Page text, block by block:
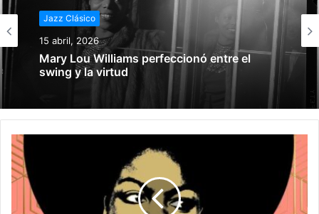
Jazz Clásico
15 abril, 2026
Jazz Clásico
14 marzo, 2026
El swing y la Big Bands: Crear arte
arruinando un género